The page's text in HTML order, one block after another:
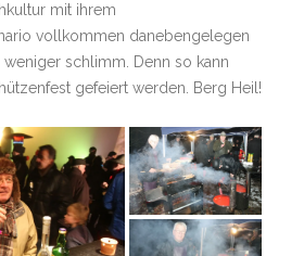
mit ihrem
vollkommen danebengelegen
weniger schlimm. Denn so kann
gefeiert werden. Berg Heil!